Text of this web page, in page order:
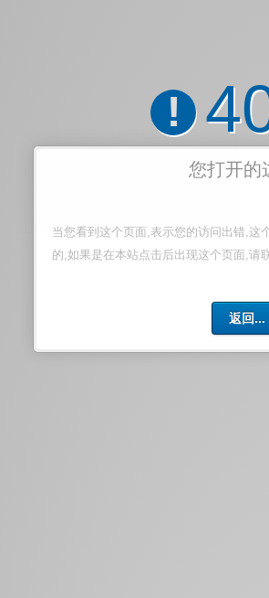
!
您打开的
当您看到这个页面,表示您的访问出错,这
的,如果是在本站点击后出现这个页面,请
返回...